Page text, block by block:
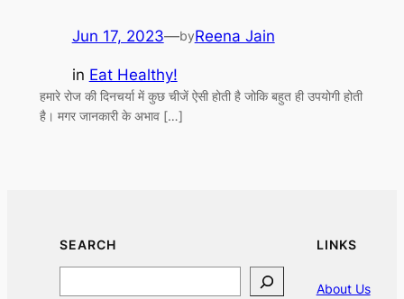
Jun 17, 2023—byReena Jain
in Eat Healthy!
हमारे रोज की दिनचर्या में कुछ चीजें ऐसी होती है जोकि बहुत ही उपयोगी होती
है। मगर जानकारी के अभाव […]
SEARCH LINKS
About Us